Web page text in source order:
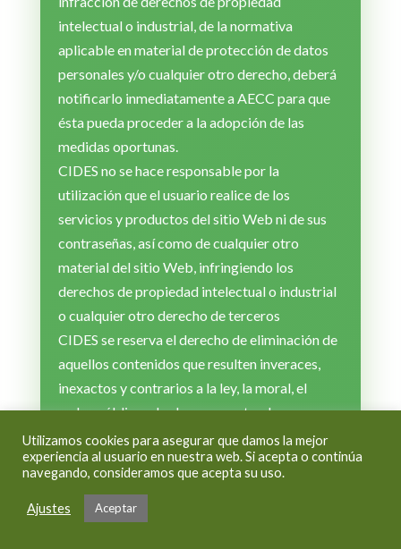
intelectual o industrial, de la normativa
aplicable en material de protección de datos
personales y/o cualquier otro derecho, deberá
notificarlo inmediatamente a AECC para que
ésta pueda proceder a la adopción de las
medidas oportunas.
CIDES no se hace responsable por la
utilización que el usuario realice de los
servicios y productos del sitio Web ni de sus
contraseñas, así como de cualquier otro
material del sitio Web, infringiendo los
derechos de propiedad intelectual o industrial
o cualquier otro derecho de terceros
CIDES se reserva el derecho de eliminación de
aquellos contenidos que resulten inveraces,
inexactos y contrarios a la ley, la moral, el
orden público y las buenas costumbres.
Legislación y fuero
legislación española, siendo competentes para
Utilizamos cookies para asegurar que damos la mejor
experiencia al usuario en nuestra web. Si acepta o continúa
navegando, consideramos que acepta su uso.
Ajustes Aceptar